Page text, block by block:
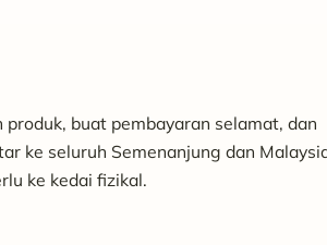
buat pembayaran selamat, dan
ke seluruh Semenanjung dan
ke kedai fizikal.